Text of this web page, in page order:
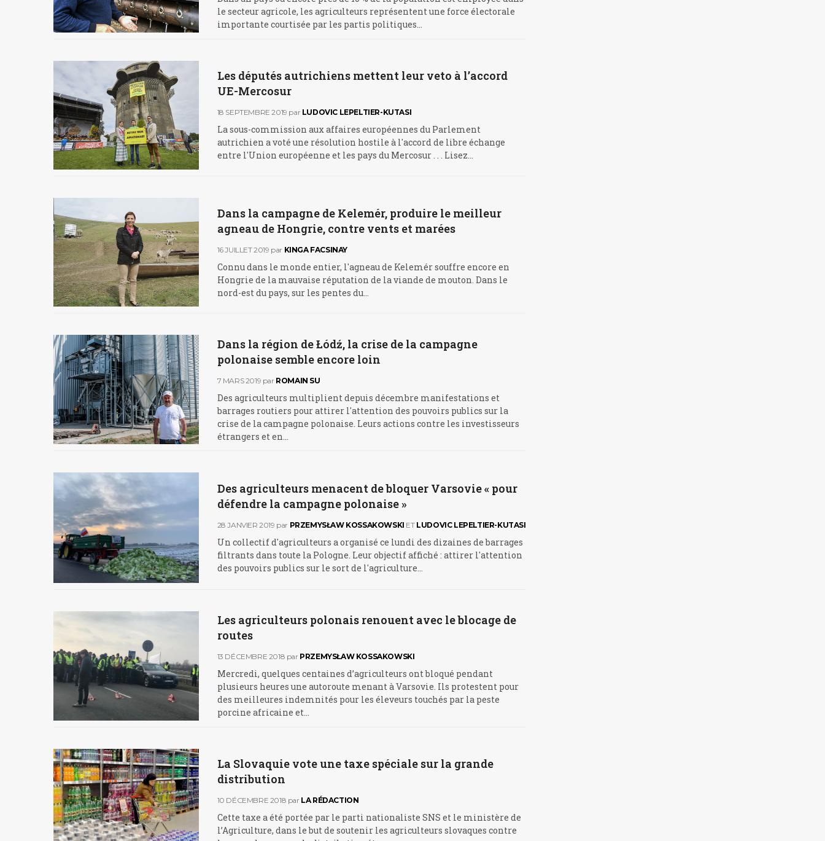
le secteur agricole, les agriculteurs représentent une force électorale
importante courtisée par les partis politiques…
Les députés autrichiens mettent leur veto à l’accord
UE-Mercosur
18 SEPTEMBRE 2019 par LUDOVIC LEPELTIER-KUTASI
La sous-commission aux affaires européennes du Parlement
autrichien a voté une résolution hostile à l'accord de libre échange
entre l'Union européenne et les pays du Mercosur . . . Lisez…
Dans la campagne de Kelemér, produire le meilleur
agneau de Hongrie, contre vents et marées
16 JUILLET 2019 par KINGA FACSINAY
Connu dans le monde entier, l'agneau de Kelemér souffre encore en
Hongrie de la mauvaise réputation de la viande de mouton. Dans le
nord-est du pays, sur les pentes du…
Dans la région de Łódź, la crise de la campagne
polonaise semble encore loin
7 MARS 2019 par ROMAIN SU
Des agriculteurs multiplient depuis décembre manifestations et
barrages routiers pour attirer l'attention des pouvoirs publics sur la
crise de la campagne polonaise. Leurs actions contre les investisseurs
étrangers et en…
Des agriculteurs menacent de bloquer Varsovie « pour
défendre la campagne polonaise »
28 JANVIER 2019 par PRZEMYSŁAW KOSSAKOWSKI ET LUDOVIC LEPELTIER-KUTASI
Un collectif d'agriculteurs a organisé ce lundi des dizaines de barrages
filtrants dans toute la Pologne. Leur objectif affiché : attirer l'attention
des pouvoirs publics sur le sort de l'agriculture…
Les agriculteurs polonais renouent avec le blocage de
routes
13 DÉCEMBRE 2018 par PRZEMYSŁAW KOSSAKOWSKI
Mercredi, quelques centaines d’agriculteurs ont bloqué pendant
plusieurs heures une autoroute menant à Varsovie. Ils protestent pour
des meilleures indemnités pour les éleveurs touchés par la peste
porcine africaine et…
La Slovaquie vote une taxe spéciale sur la grande
distribution
10 DÉCEMBRE 2018 par LA RÉDACTION
Cette taxe a été portée par le parti nationaliste SNS et le ministère de
l’Agriculture, dans le but de soutenir les agriculteurs slovaques contre